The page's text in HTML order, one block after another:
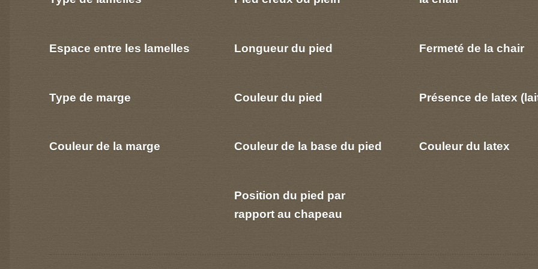
Espace entre les lamelles
Type de marge
Couleur de la marge
Longueur du pied
Couleur du pied
Couleur de la base du pied
Position du pied par
rapport au chapeau
Fermeté de la chair
Présence de latex
Couleur du latex